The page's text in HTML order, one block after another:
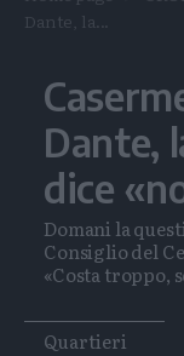
Dante, la...
Dante,
dice
Domani la
Consiglio del
«Costa troppo,
Tags
Quartieri